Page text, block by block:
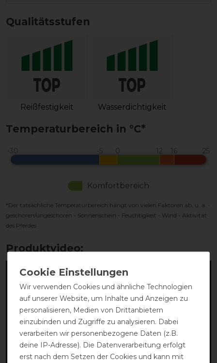
Qualitätsstufen
Reißfestigkeit Wasserdichtigkeit
Temperaturbereich in °C*
Komfortbereich
*Der tatsächliche Temperaturbereich hängt von vielen Faktoren ab, u. a. -
geschoren/ungeschoren - Sonnenschein - Feuchtigkeit - Wind - Aktivität
des Pferdes
Produktvideo:
Wir verwenden Cookies und ähnliche Technologien
auf unserer Website, um Inhalte und Anzeigen zu
personalisieren, Medien von Drittanbietern
einzubinden und Zugriffe zu analysieren. Dabei
verarbeiten wir personenbezogene Daten (z.B.
deine IP-Adresse). Die Datenverarbeitung erfolgt
erst nach dem Setzen der Cookies und kann mit